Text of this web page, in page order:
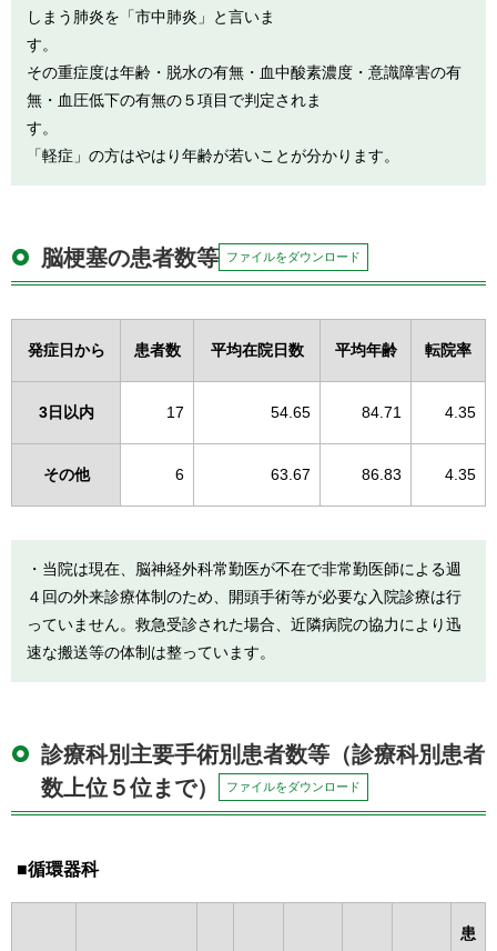
しまう肺炎を「市中肺炎」と言いま
す
その重症度は年齢・脱水の有無・血中酸素濃度・意識障害の有
無・血圧低下の有無の５項目で判定されま
す
「軽症」の方はやはり年齢が若いことが分かります。
脳梗塞の患者数等 ファイルをダウンロード
発症日から 患者数 平均在院日数 平均年齢 転院率
3日以内 17 54.65 84.71 4.35
その他 6 63.67 86.83 4.35
・当院は現在、脳神経外科常勤医が不在で非常勤医師による週
４回の外来診療体制のため、開頭手術等が必要な入院診療は行
っていません。救急受診された場合、近隣病院の協力により迅
速な搬送等の体制は整っています。
診療科別主要手術別患者数等（診療科別患者
数上位５位まで）
ファイルをダウンロード
循環器科
患